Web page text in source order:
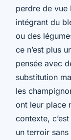
perdre de vue
intégrant du
ou des
ce n’est plus
pensée avec
substitution
les
ont leur place
contexte,
un terroir